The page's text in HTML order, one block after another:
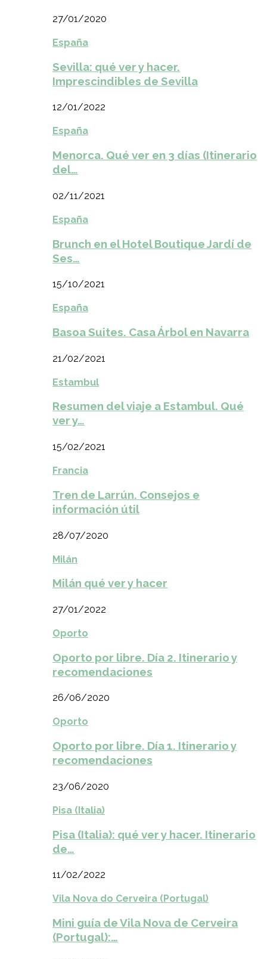
27/01/2020
España
Sevilla: qué ver y hacer.
Imprescindibles de Sevilla
12/01/2022
España
Menorca. Qué ver en 3 días (Itinerario
del…
02/11/2021
España
Brunch en el Hotel Boutique Jardí de
Ses…
15/10/2021
España
Basoa Suites. Casa Árbol en Navarra
21/02/2021
Estambul
Resumen del viaje a Estambul. Qué
ver y…
15/02/2021
Francia
Tren de Larrún. Consejos e
información útil
28/07/2020
Milán
Milán qué ver y hacer
27/01/2022
Oporto
Oporto por libre. Día 2. Itinerario y
recomendaciones
26/06/2020
Oporto
Oporto por libre. Día 1. Itinerario y
recomendaciones
23/06/2020
Pisa (Italia)
Pisa (Italia): qué ver y hacer. Itinerario
de…
11/02/2022
Vila Nova do Cerveira (Portugal)
Mini guía de Vila Nova de Cerveira
(Portugal):…